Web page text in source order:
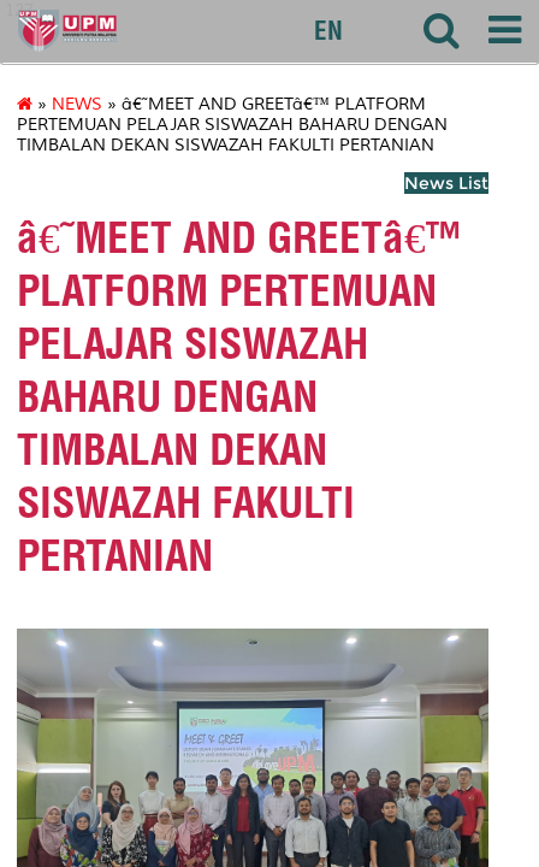
127
EN
» NEWS » â€˜MEET AND GREETâ€™ PLATFORM
PERTEMUAN PELAJAR SISWAZAH BAHARU DENGAN
TIMBALAN DEKAN SISWAZAH FAKULTI PERTANIAN
News List
â€˜MEET AND GREETâ€™
PLATFORM PERTEMUAN
PELAJAR SISWAZAH
BAHARU DENGAN
TIMBALAN DEKAN
SISWAZAH FAKULTI
PERTANIAN